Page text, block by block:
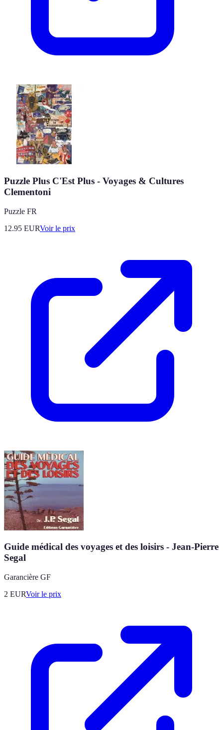
Puzzle Plus C'Est Plus - Voyages & Cultures
Clementoni
Puzzle FR
12.95 EURVoir le prix
Guide médical des voyages et des loisirs - Jean-Pierre
Segal
Garancière GF
2 EURVoir le prix